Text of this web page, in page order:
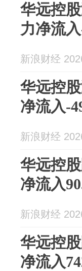
华远控
力净流
新浪财经
华远控
净流入-
新浪财经
华远控
净流入
新浪财经
华远控
净流入